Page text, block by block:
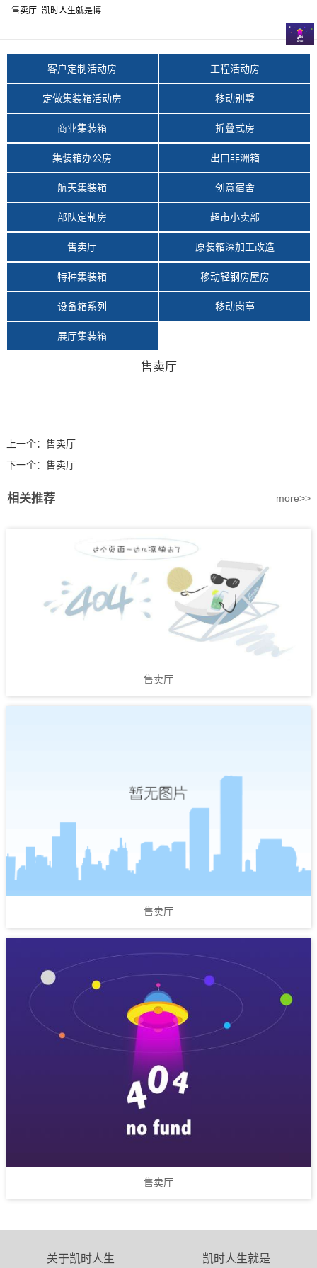
售卖厅 -凯时人生就是博
客户定制活动房 工程活动房
定做集装箱活动房 移动别墅
商业集装箱 折叠式房
集装箱办公房 出口非洲箱
航天集装箱 创意宿舍
部队定制房 超市小卖部
售卖厅 原装箱深加工改造
特种集装箱 移动轻钢房屋房
设备箱系列 移动岗亭
展厅集装箱
售卖厅
上一个： 售卖厅
下一个： 售卖厅
相关推荐 more>>
售卖厅
售卖厅
售卖厅
关于凯时人生 凯时人生就是